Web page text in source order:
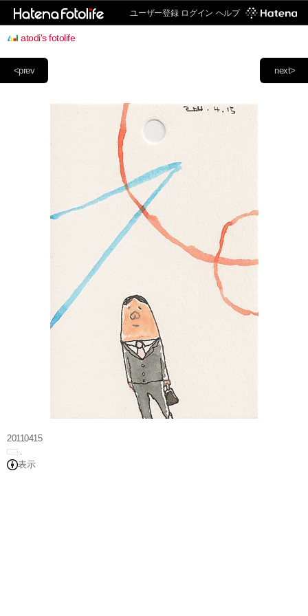
ユーザー登録 ログイン ヘルプ
atodi's fotolife
next>
<prev
20110415
表示